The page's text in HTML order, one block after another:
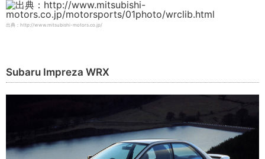
出典：http://www.mitsubishi-motors.co.jp/
Subaru Impreza WRX